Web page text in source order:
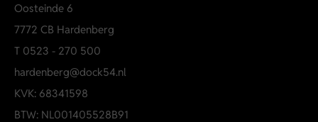
Oosteinde 6
7772 CB Hardenberg
T 0523 - 270 500
hardenberg@dock54.nl
KVK: 68341598
BTW: NL001405528B91